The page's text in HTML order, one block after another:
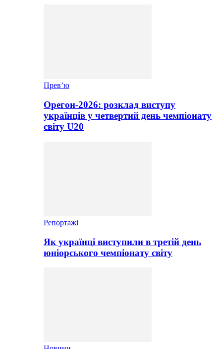
Прев’ю
Орегон-2026: розклад виступу
українців у четвертий день чемпіонату
світу U20
Репортажі
Як українці виступили в третій день
юніорського чемпіонату світу